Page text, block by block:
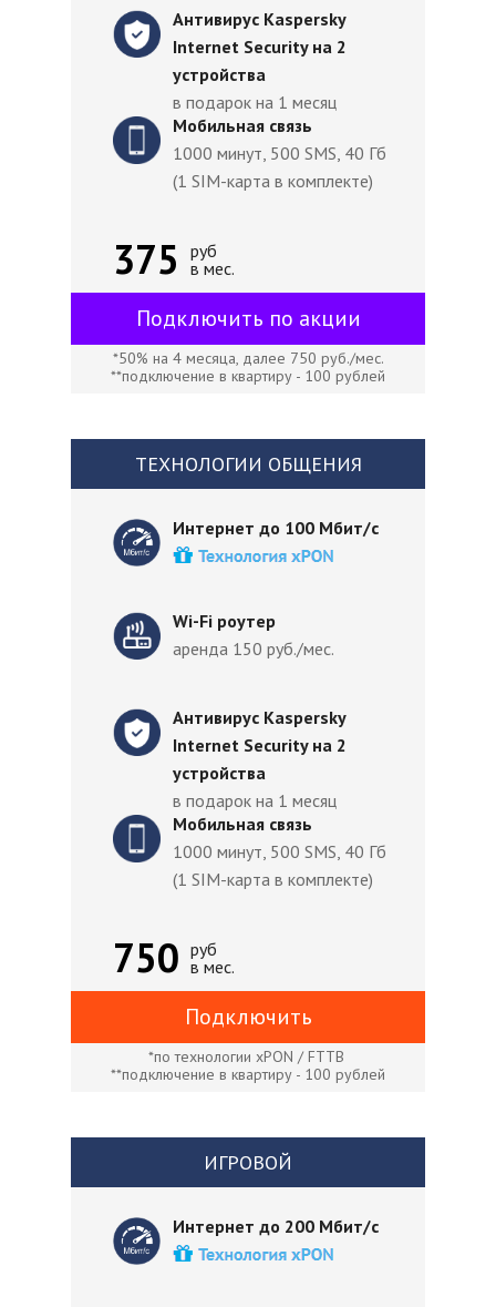
Мобильная связь
1000 минут, 500 SMS, 40 Гб
(1 SIM-карта в комплекте)
Мобильная связь
1000 минут, 500 SMS, 40 Гб
(1 SIM-карта в комплекте)
Подключить по акции
375
руб
в мес.
*50% на 4 месяца, далее 750 руб./мес.
**подключение в квартиру - 100 рублей
Интернет до 200 Мбит/с
Интернет до 100 Мбит/с
Подключить
руб
в мес.
Антивирус Kaspersky
Internet Security на 2
устройства
в подарок на 1 месяц
*по технологии xPON / FTTB
**подключение в квартиру - 100 рублей
ИГРОВОЙ
Wi-Fi роутер
аренда 150 руб./мес.
ТЕХНОЛОГИИ ОБЩЕНИЯ
750
Антивирус Kaspersky
Internet Security на 2
устройства
в подарок на 1 месяц